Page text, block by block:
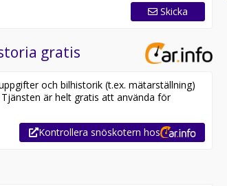
Skicka
gratis
och bilhistorik (t.ex. mätarställning)
är helt gratis att använda för
Kontrollera snöskotern hos